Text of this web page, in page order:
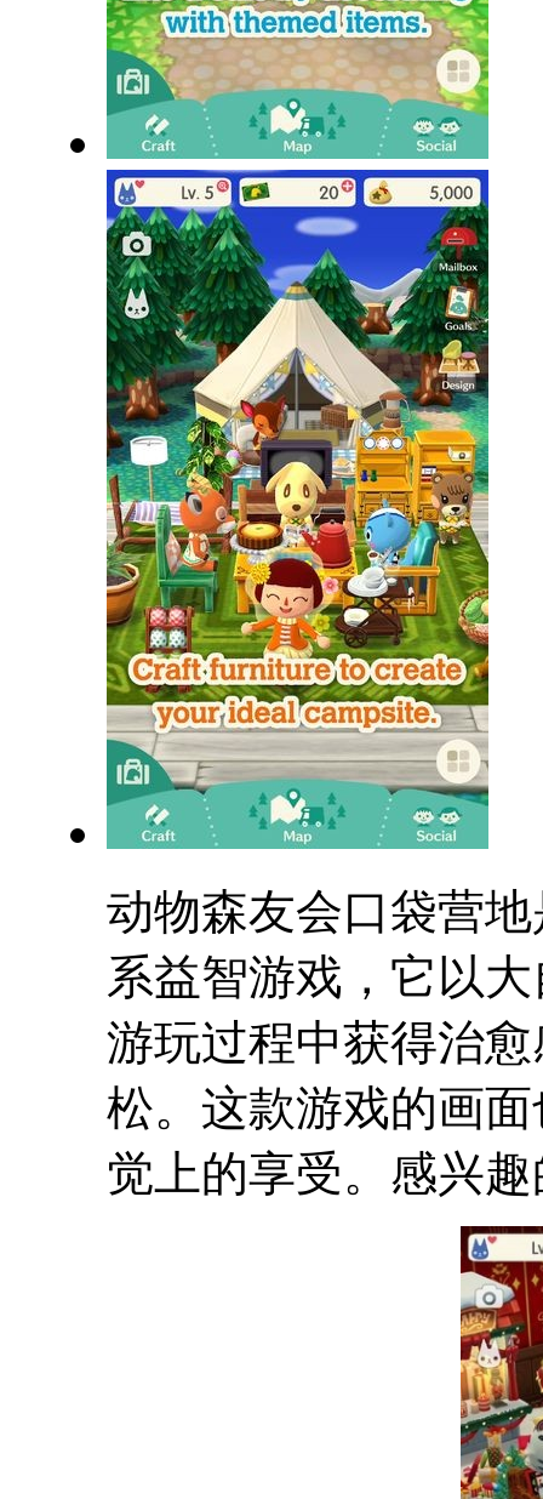
动物森友会口袋营
系益智游戏，它以
游玩过程中获得治
松。这款游戏的画
觉上的享受。感兴